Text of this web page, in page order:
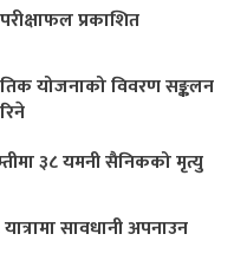
प्रकाशित
योजनाको विवरण सङ्कलन
३८ यमनी सैनिकको मृत्यु
सावधानी अपनाउन